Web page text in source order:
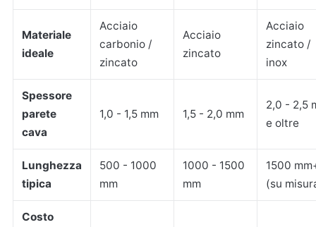
Materiale
ideale
Acciaio
carbonio /
zincato
Acciaio
zincato
Acciaio
zincato /
inox
Spessore
parete
cava
1,0 - 1,5 mm 1,5 - 2,0 mm
2,0 - 2,5
e oltre
Lunghezza
tipica
500 - 1000
mm
1000 - 1500
mm
1500
(su
Costo